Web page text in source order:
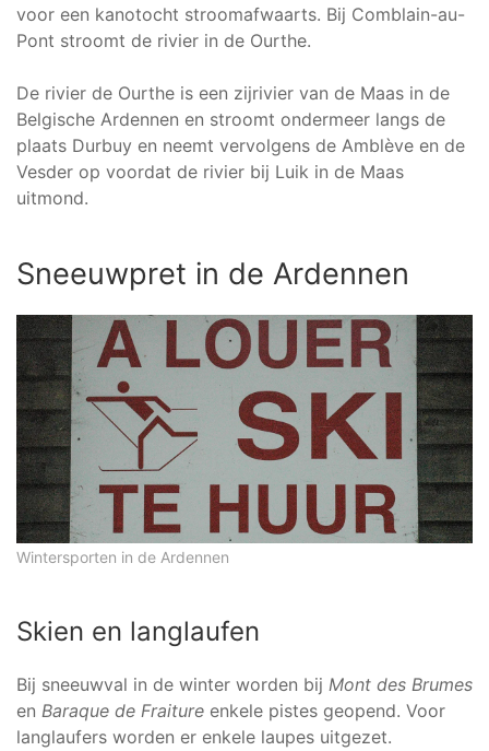
voor een kanotocht stroomafwaarts. Bij Comblain-au-
Pont stroomt de rivier in de Ourthe.
De rivier de Ourthe is een zijrivier van de Maas in de
Belgische Ardennen en stroomt ondermeer langs de
plaats Durbuy en neemt vervolgens de Amblève en de
Vesder op voordat de rivier bij Luik in de Maas
uitmond.
Sneeuwpret in de Ardennen
Wintersporten in de Ardennen
Skien en langlaufen
Bij sneeuwval in de winter worden bij Mont des Brumes
en Baraque de Fraiture enkele pistes geopend. Voor
langlaufers worden er enkele laupes uitgezet.